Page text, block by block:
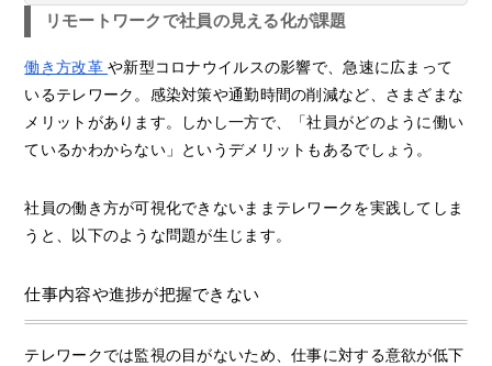
リモートワークで社員の見える化が課題
働き方改革や新型コロナウイルスの影響で、急速に広まって
いるテレワーク。感染対策や通勤時間の削減など、さまざまな
メリットがあります。しかし一方で、「社員がどのように働い
ているかわからない」というデメリットもあるでしょう。
社員の働き方が可視化できないままテレワークを実践してしま
うと、以下のような問題が生じます。
仕事内容や進捗が把握できない
テレワークでは監視の目がないため、仕事に対する意欲が低下